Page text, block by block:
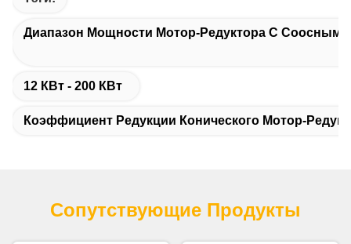
Диапазон Мощности Мотор-Редуктора С Соосным
12 КВт - 200 КВт
Коэффициент Редукции Конического Мотор-
Сопутствующие Продукты